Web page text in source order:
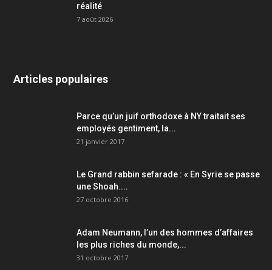
réalité
7 août 2026
Articles populaires
Parce qu’un juif orthodoxe à NY traitait ses
employés gentiment, la...
21 janvier 2017
Le Grand rabbin sefarade : « En Syrie se passe
une Shoah....
27 octobre 2016
Adam Neumann, l’un des hommes d’affaires
les plus riches du monde,...
31 octobre 2017